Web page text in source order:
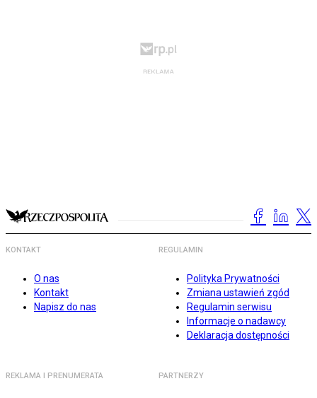
KONTAKT
O nas
Kontakt
Napisz do nas
REGULAMIN
Polityka Prywatności
Zmiana ustawień zgód
Regulamin serwisu
Informacje o nadawcy
Deklaracja dostępności
REKLAMA I PRENUMERATA PARTNERZY